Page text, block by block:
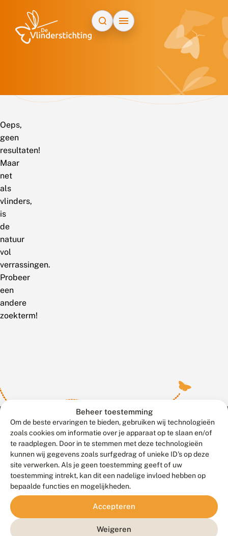
Beheer toestemming
Om de beste ervaringen te bieden, gebruiken wij technologieën
zoals cookies om informatie over je apparaat op te slaan en/of
te raadplegen. Door in te stemmen met deze technologieën
kunnen wij gegevens zoals surfgedrag of unieke ID's op deze
site verwerken. Als je geen toestemming geeft of uw
toestemming intrekt, kan dit een nadelige invloed hebben op
bepaalde functies en mogelijkheden.
Accepteren
Weigeren
Oeps,
geen
resultaten!
Maar
net
als
vlinders,
is
de
natuur
vol
verrassingen.
Probeer
een
andere
zoekterm!
Contact
Veelgestelde vragen
Meld waarnemingen© 2026 Vlinderstichting
Duurzaam ontwikkeld door
Go2People
, ontworpen door
Blue Field Agency
Privacy
Disclaimer
Sitemap